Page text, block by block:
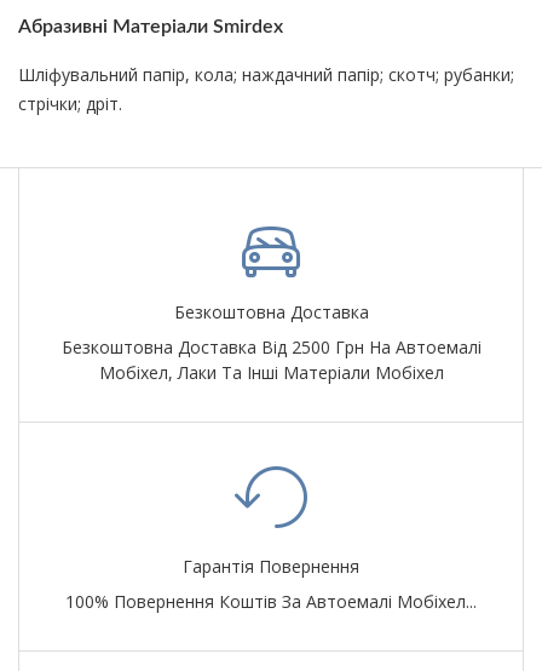
Абразивні Матеріали Smirdex
Шліфувальний папір, кола; наждачний папір; скотч; рубанки;
стрічки; дріт.
Безкоштовна Доставка
Безкоштовна Доставка Від 2500 Грн На Автоемалі
Мобіхел, Лаки Та Інші Матеріали Мобіхел
Гарантія Повернення
100% Повернення Коштів За Автоемалі Мобіхел...